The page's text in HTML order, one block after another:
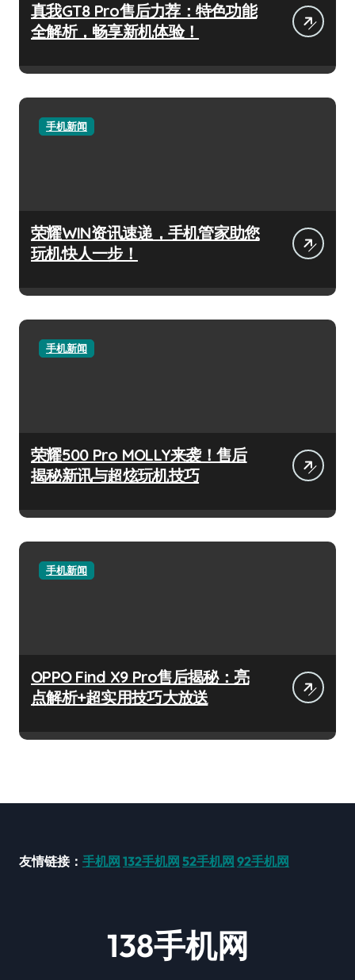
真我GT8 Pro售后力荐：特色功能
全解析，畅享新机体验！
手机新闻
荣耀WIN资讯速递，手机管家助您
玩机快人一步！
手机新闻
荣耀500 Pro MOLLY来袭！售后
揭秘新讯与超炫玩机技巧
手机新闻
OPPO Find X9 Pro售后揭秘：亮
点解析+超实用技巧大放送
友情链接： 手机网 132手机网 52手机网 92手机网
138手机网